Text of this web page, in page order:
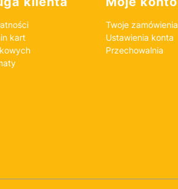
kart
Twoje zamówienia
Ustawienia konta
Przechowalnia